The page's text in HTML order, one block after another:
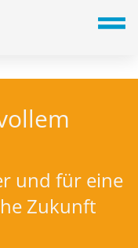
und für eine
Zukunft